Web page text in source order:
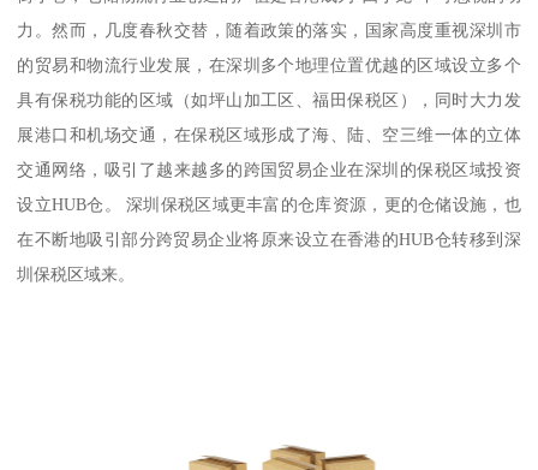
力。然而，几度春秋交替，随着政策的落实，国家高度重视深圳市
的贸易和物流行业发展，在深圳多个地理位置优越的区域设立多个
具有保税功能的区域（如坪山加工区、福田保税区），同时大力发
展港口和机场交通，在保税区域形成了海、陆、空三维一体的立体
交通网络，吸引了越来越多的跨国贸易企业在深圳的保税区域投资
设立HUB仓。 深圳保税区域更丰富的仓库资源，更的仓储设施，也
在不断地吸引部分跨贸易企业将原来设立在香港的HUB仓转移到深
圳保税区域来。